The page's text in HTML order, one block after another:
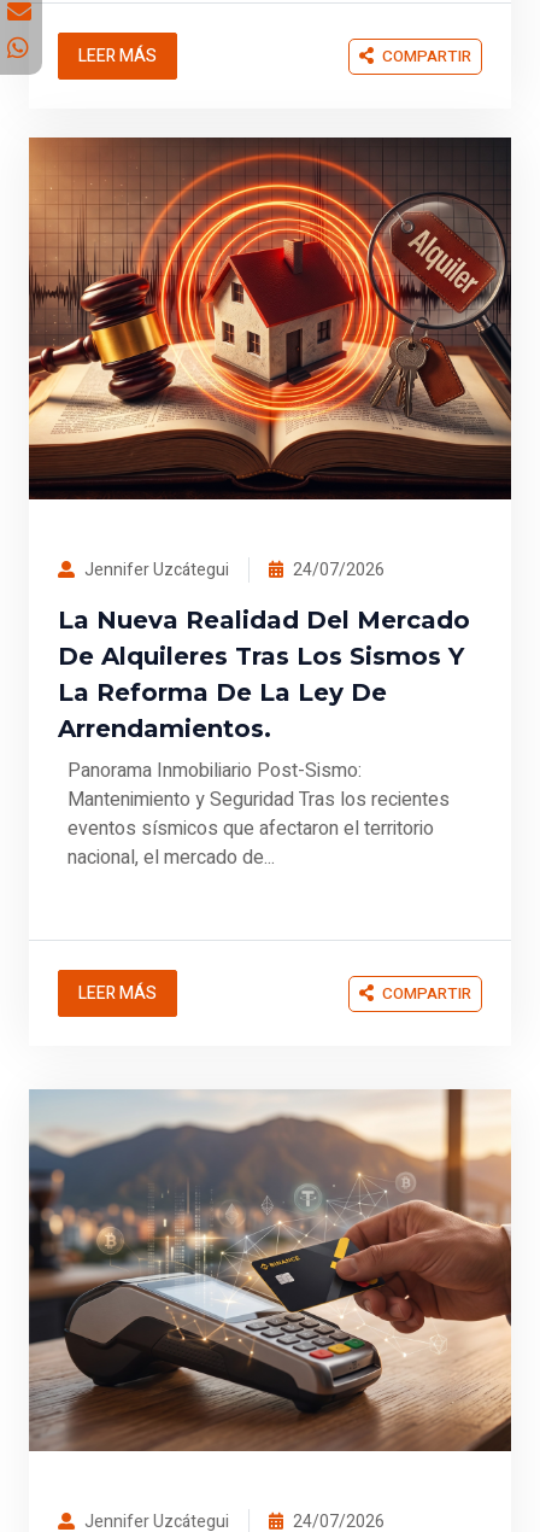
LEER MÁS COMPARTIR
Jennifer Uzcátegui 24/07/2026
La Nueva Realidad Del Mercado
De Alquileres Tras Los Sismos Y
La Reforma De La Ley De
Arrendamientos.
Panorama Inmobiliario Post-Sismo:
Mantenimiento y Seguridad Tras los recientes
eventos sísmicos que afectaron el territorio
nacional, el mercado de...
LEER MÁS COMPARTIR